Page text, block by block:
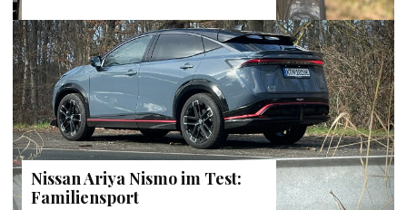
Nissan Ariya Nismo im Test:
Familiensport